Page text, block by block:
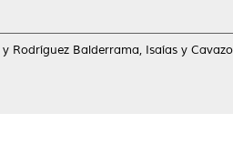
y Rodríguez Balderrama, Isaías y